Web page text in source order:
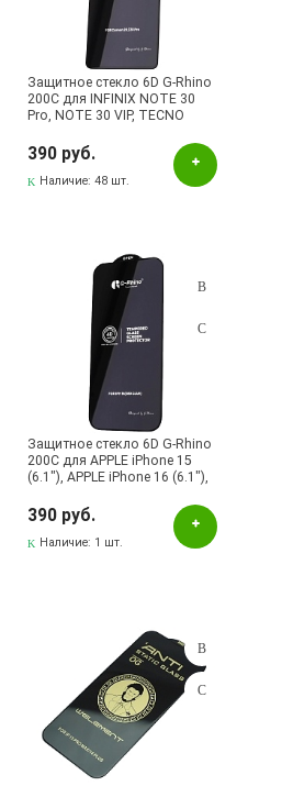
Защитное стекло 6D G-Rhino
200C для INFINIX NOTE 30
Pro, NOTE 30 VIP, TECNO
Camon 20 Pro 5G, цвет
окантовки черный (Тип 2)
390 руб.
Наличие:48 шт.
Защитное стекло 6D G-Rhino
200C для APPLE iPhone 15
(6.1"), APPLE iPhone 16 (6.1"),
2)
390 руб.
Наличие: 1 шт.